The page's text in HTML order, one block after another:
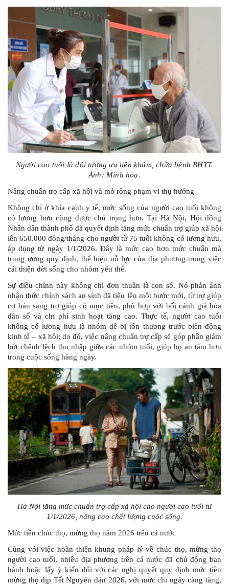
Người cao tuổi là đối tượng ưu tiên khám, chữa bệnh BHYT.
Ảnh: Minh hoạ.
Nâng chuẩn trợ cấp xã hội và mở rộng phạm vi thụ hưởng
Không chỉ ở khía cạnh y tế, mức sống của người cao tuổi không
có lương hưu cũng được chú trọng hơn. Tại Hà Nội, Hội đồng
Nhân dân thành phố đã quyết định tăng mức chuẩn trợ giúp xã hội
lên 650.000 đồng/tháng cho người từ 75 tuổi không có lương hưu,
áp dụng từ ngày 1/1/2026. Đây là mức cao hơn mức chuẩn mà
trung ương quy định, thể hiện nỗ lực của địa phương trong việc
cải thiện đời sống cho nhóm yếu thế.
Sự điều chỉnh này không chỉ đơn thuần là con số. Nó phản ánh
nhận thức chính sách an sinh đã tiến lên một bước mới, từ trợ giúp
cơ bản sang trợ giúp có mục tiêu, phù hợp với bối cảnh già hóa
dân số và chi phí sinh hoạt tăng cao. Thực tế, người cao tuổi
không có lương hưu là nhóm dễ bị tổn thương trước biến động
kinh tế – xã hội; do đó, việc nâng chuẩn trợ cấp sẽ góp phần giảm
bớt chênh lệch thu nhập giữa các nhóm tuổi, giúp họ an tâm hơn
trong cuộc sống hàng ngày.
Hà Nội tăng mức chuẩn trợ cấp xã hội cho người cao tuổi từ
1/1/2026, nâng cao chất lượng cuộc sống.
Mức tiền chúc thọ, mừng thọ năm 2026 trên cả nước
Cùng với việc hoàn thiện khung pháp lý về chúc thọ, mừng thọ
người cao tuổi, nhiều địa phương trên cả nước đã chủ động ban
hành hoặc lấy ý kiến đối với các nghị quyết quy định mức tiền
mừng thọ dịp Tết Nguyên đán 2026, với mức chi ngày càng tăng,